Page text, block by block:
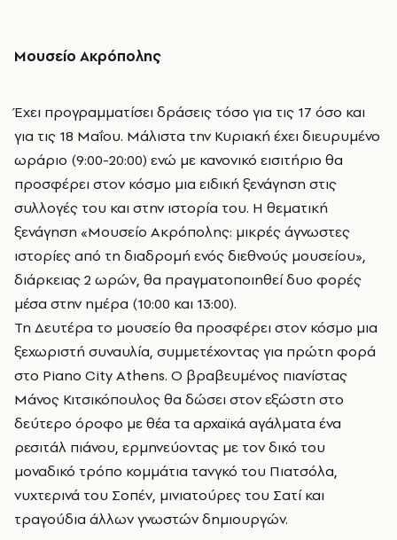
Μουσείο Ακρόπολης
Έχει προγραμματίσει δράσεις τόσο για τις 17 όσο και
για τις 18 Μαΐου. Μάλιστα την Κυριακή έχει διευρυμένο
ωράριο (9:00-20:00) ενώ με κανονικό εισιτήριο θα
προσφέρει στον κόσμο μια ειδική ξενάγηση στις
συλλογές του και στην ιστορία του. Η θεματική
ξενάγηση «Μουσείο Ακρόπολης: μικρές άγνωστες
ιστορίες από τη διαδρομή ενός διεθνούς μουσείου»,
διάρκειας 2 ωρών, θα πραγματοποιηθεί δυο φορές
μέσα στην ημέρα (10:00 και 13:00).
Τη Δευτέρα το μουσείο θα προσφέρει στον κόσμο μια
ξεχωριστή συναυλία, συμμετέχοντας για πρώτη φορά
στο Piano City Athens. Ο βραβευμένος πιανίστας
Μάνος Κιτσικόπουλος θα δώσει στον εξώστη στο
δεύτερο όροφο με θέα τα αρχαïκά αγάλματα ένα
ρεσιτάλ πιάνου, ερμηνεύοντας με τον δικό του
μοναδικό τρόπο κομμάτια τανγκό του Πιατσόλα,
νυχτερινά του Σοπέν, μινιατούρες του Σατί και
τραγούδια άλλων γνωστών δημιουργών.